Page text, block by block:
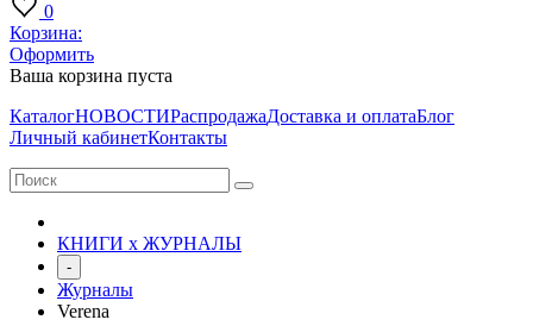
0
Корзина:
Оформить
Ваша корзина пуста
КаталогНОВОСТИРаспродажаДоставка и оплатаБлог
Личный кабинетКонтакты
КНИГИ х ЖУРНАЛЫ
-
Журналы
Verena